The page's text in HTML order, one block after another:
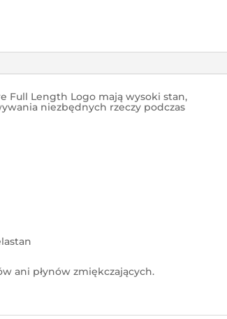
Full Length Logo mają wysoki stan,
niezbędnych rzeczy podczas
ani płynów zmiękczających.